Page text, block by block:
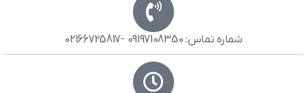
شماره تماس: 09197108350 -02166725817